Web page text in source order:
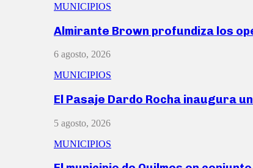
MUNICIPIOS
Almirante Brown profundiza los
6 agosto, 2026
MUNICIPIOS
El Pasaje Dardo Rocha inaugura
5 agosto, 2026
MUNICIPIOS